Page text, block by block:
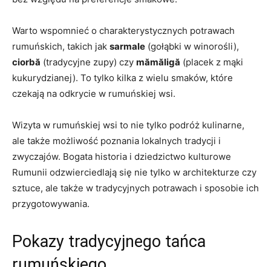
Warto wspomnieć o charakterystycznych potrawach
rumuńskich, takich jak sarmale (gołąbki w winorośli),
ciorbă ⁢(tradycyjne zupy) czy mămăligă (placek z ⁣mąki
⁤kukurydzianej). To tylko kilka z​ wielu smaków, które
czekają na⁢ odkrycie w rumuńskiej wsi.
Wizyta​ w rumuńskiej wsi​ to⁤ nie ​tylko podróż kulinarne,
ale także możliwość⁢ poznania ​lokalnych ‍tradycji‌ i
zwyczajów. Bogata historia i dziedzictwo kulturowe
Rumunii odzwierciedlają się nie tylko w‌ architekturze‍ czy
sztuce, ale także w tradycyjnych potrawach i sposobie ich​
przygotowywania.
Pokazy tradycyjnego tańca